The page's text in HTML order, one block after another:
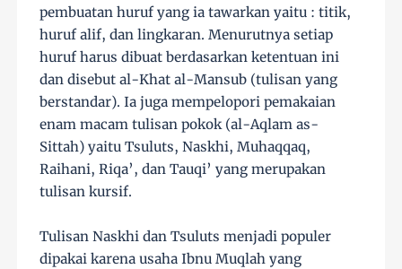
pembuatan huruf yang ia tawarkan yaitu : titik,
huruf alif, dan lingkaran. Menurutnya setiap
huruf harus dibuat berdasarkan ketentuan ini
dan disebut al-Khat al-Mansub (tulisan yang
berstandar). Ia juga mempelopori pemakaian
enam macam tulisan pokok (al-Aqlam as-
Sittah) yaitu Tsuluts, Naskhi, Muhaqqaq,
Raihani, Riqa’, dan Tauqi’ yang merupakan
tulisan kursif.
Tulisan Naskhi dan Tsuluts menjadi populer
dipakai karena usaha Ibnu Muqlah yang